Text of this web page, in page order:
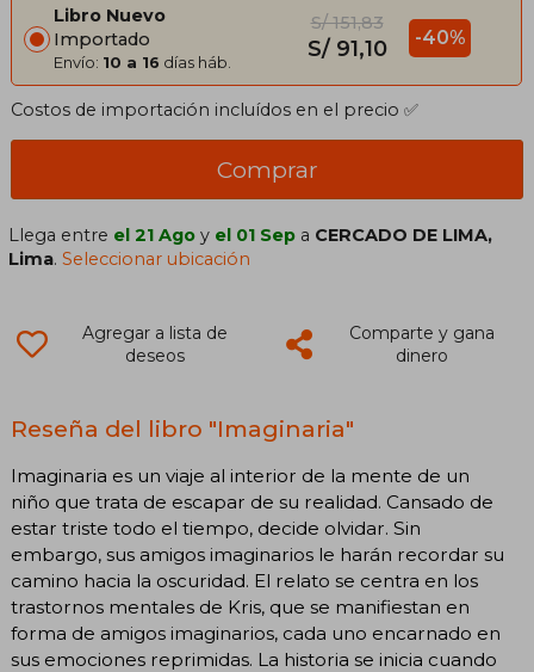
Libro Nuevo
Importado
Envío: 10 a 16 días háb.
S/ 151,83
S/ 91,10 -40%
Costos de importación incluídos en el precio ✅
Comprar
Llega entre el 21 Ago y el 01 Sep a CERCADO DE LIMA,
Lima.Seleccionar ubicación
Agregar a lista de
deseos
Comparte y gana
dinero
Reseña del libro "Imaginaria"
Imaginaria es un viaje al interior de la mente de un
niño que trata de escapar de su realidad. Cansado de
estar triste todo el tiempo, decide olvidar. Sin
embargo, sus amigos imaginarios le harán recordar su
camino hacia la oscuridad. El relato se centra en los
trastornos mentales de Kris, que se manifiestan en
forma de amigos imaginarios, cada uno encarnado en
sus emociones reprimidas. La historia se inicia cuando